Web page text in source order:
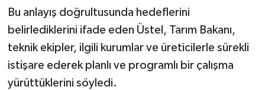
Bu anlayış doğrultusunda hedeflerini
belirlediklerini ifade eden Üstel, Tarım Bakanı,
teknik ekipler, ilgili kurumlar ve üreticilerle sürekli
istişare ederek planlı ve programlı bir çalışma
yürüttüklerini söyledi.